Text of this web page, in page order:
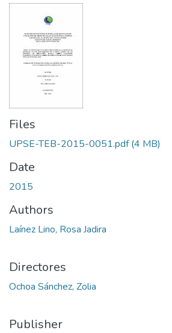
Files
UPSE-TEB-2015-0051.pdf(4 MB)
Date
2015
Authors
Laínez Lino, Rosa Jadira
Directores
Ochoa Sánchez, Zolia
Publisher